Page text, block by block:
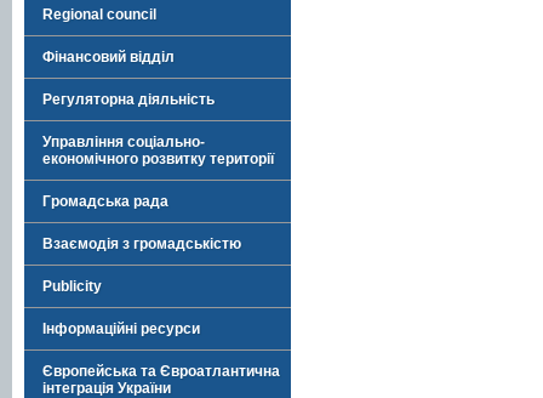
Regional council
Фінансовий відділ
Регуляторна діяльність
Управління соціально-
економічного розвитку території
Громадська рада
Взаємодія з громадськістю
Publicity
Інформаційні ресурси
Європейська та Євроатлантична
інтеграція України